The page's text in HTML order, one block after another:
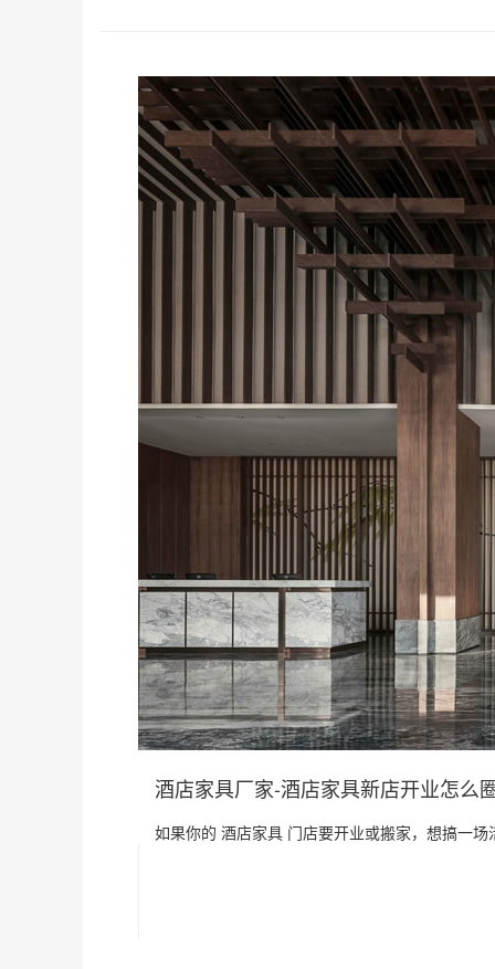
酒店家具厂家-酒店家具新店开业怎么
如果你的 酒店家具 门店要开业或搬家，想搞一